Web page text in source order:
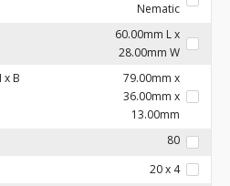
Nematic
60.00mm L x
28.00mm W
x В
79.00mm x
36.00mm x
13.00mm
80
20 x 4